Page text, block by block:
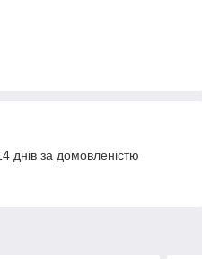
днів за домовленістю